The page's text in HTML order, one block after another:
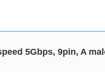
5Gbps, 9pin, A